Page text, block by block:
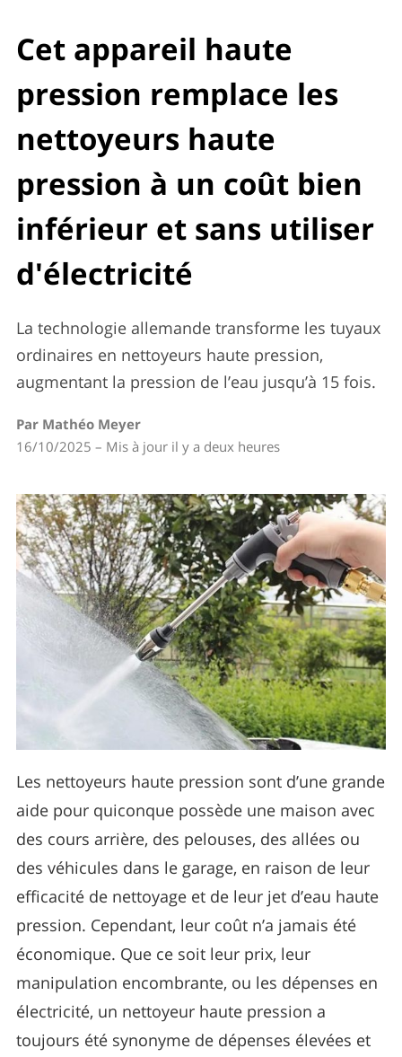
Cet appareil haute
pression remplace les
nettoyeurs haute
pression à un coût bien
inférieur et sans utiliser
d'électricité
La technologie allemande transforme les tuyaux
ordinaires en nettoyeurs haute pression,
augmentant la pression de l’eau jusqu’à 15 fois.
Par Mathéo Meyer
16/10/2025 – Mis à jour il y a deux heures
Les nettoyeurs haute pression sont d’une grande
aide pour quiconque possède une maison avec
des cours arrière, des pelouses, des allées ou
des véhicules dans le garage, en raison de leur
efficacité de nettoyage et de leur jet d’eau haute
pression. Cependant, leur coût n’a jamais été
économique. Que ce soit leur prix, leur
manipulation encombrante, ou les dépenses en
électricité, un nettoyeur haute pression a
toujours été synonyme de dépenses élevées et